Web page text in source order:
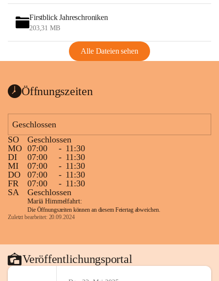
Firstblick Jahreschroniken
203,31 MB
Alle Dateien sehen
Öffnungszeiten
Geschlossen
SO
Geschlossen
MO 07:00 - 11:30
DI
07:00 - 11:30
MI
07:00 - 11:30
DO
07:00 - 11:30
FR
07:00 - 11:30
SA
Geschlossen
Mariä Himmelfahrt:
Die Öffnungszeiten können an diesem Feiertag abweichen.
Zuletzt bearbeitet: 20.09.2024
Veröffentlichungsportal